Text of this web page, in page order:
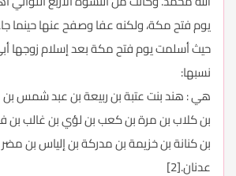
يوم فتح مكة، ولكنه عفا وصفح عنها حينما
حيث أسلمت يوم فتح مكة بعد إسلام زوجها
نسبها:
هي : هند بنت عتبة بن ربيعة بن عبد شمس
بن كلاب بن مرة بن كعب بن لؤي بن غالب بن
بن كنانة بن خزيمة بن مدركة بن إلياس بن
عدنان.[2]